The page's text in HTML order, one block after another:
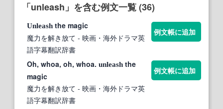
「unleash」を含む例文一覧 (36)
Unleash the magic
魔力を解き放て - 映画・海外ドラマ英
語字幕翻訳辞書
例文帳に追加
Oh, whoa, oh, whoa. unleash the
magic
魔力を解き放て - 映画・海外ドラマ英
語字幕翻訳辞書
例文帳に追加